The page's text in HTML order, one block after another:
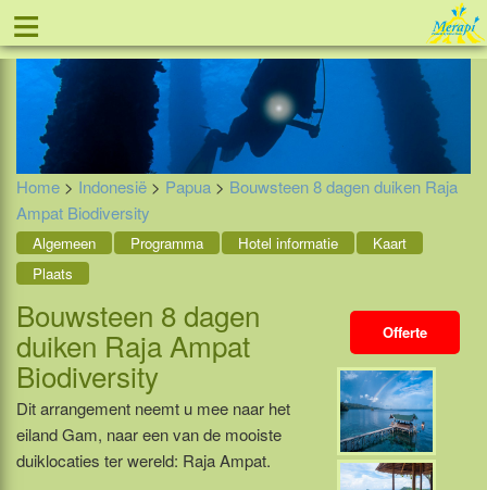
≡ Tel: 088 - 81 11 999
Home > Indonesië > Papua > Bouwsteen 8 dagen duiken Raja
Ampat Biodiversity
Algemeen Programma Hotel informatie
Kaart
Plaats
Offerte
Bouwsteen 8 dagen
duiken Raja Ampat
Biodiversity
Dit arrangement neemt u mee naar het
eiland Gam, naar een van de mooiste
duiklocaties ter wereld: Raja Ampat.